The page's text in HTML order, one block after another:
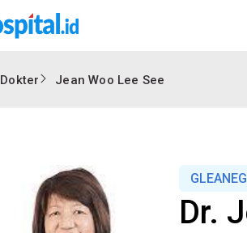
Dokter Jean Woo Lee See
Dr.